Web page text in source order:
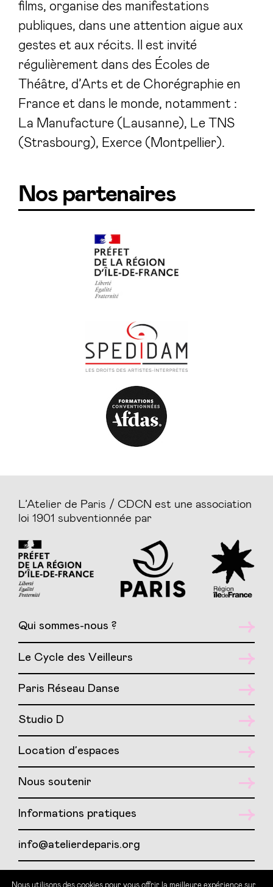
films, organise des manifestations
publiques, dans une attention aigue aux
gestes et aux récits. Il est invité
régulièrement dans des Écoles de
Théâtre, d’Arts et de Chorégraphie en
France et dans le monde, notamment :
La Manufacture (Lausanne), Le TNS
(Strasbourg), Exerce (Montpellier).
Nos partenaires
L’Atelier de Paris / CDCN est une association
loi 1901 subventionnée par
Qui sommes-nous ?
Le Cycle des Veilleurs
Paris Réseau Danse
Studio D
Location d’espaces
Nous soutenir
Informations pratiques
info@atelierdeparis.org
Nous utilisons des cookies pour vous offrir la meilleure expérience sur